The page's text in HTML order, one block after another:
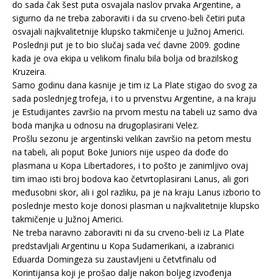
do sada čak šest puta osvajala naslov prvaka Argentine, a
sigurno da ne treba zaboraviti i da su crveno-beli četiri puta
osvajali najkvalitetnije klupsko takmičenje u Južnoj Americi.
Poslednji put je to bio slučaj sada već davne 2009. godine
kada je ova ekipa u velikom finalu bila bolja od brazilskog
Kruzeira.
Samo godinu dana kasnije je tim iz La Plate stigao do svog za
sada poslednjeg trofeja, i to u prvenstvu Argentine, a na kraju
je Estudijantes završio na prvom mestu na tabeli uz samo dva
boda manjka u odnosu na drugoplasirani Velez.
Prošlu sezonu je argentinski velikan završio na petom mestu
na tabeli, ali poput Boke Juniors nije uspeo da dođe do
plasmana u Kopa Libertadores, i to pošto je zanimljivo ovaj
tim imao isti broj bodova kao četvrtoplasirani Lanus, ali gori
međusobni skor, ali i gol razliku, pa je na kraju Lanus izborio to
poslednje mesto koje donosi plasman u najkvalitetnije klupsko
takmičenje u Južnoj Americi.
Ne treba naravno zaboraviti ni da su crveno-beli iz La Plate
predstavljali Argentinu u Kopa Sudamerikani, a izabranici
Eduarda Domingeza su zaustavljeni u četvtfinalu od
Korintijansa koji je prošao dalje nakon boljeg izvođenja